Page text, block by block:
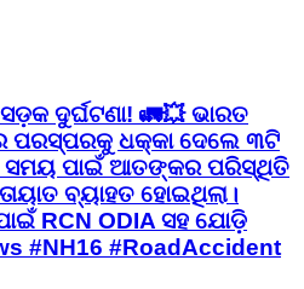
ଦୁର୍ଘଟଣା! 🚛💥 ଭାରତ
ପରସ୍ପରକୁ ଧକ୍କା ଦେଲେ ୩ଟି
ସମୟ ପାଇଁ ଆତଙ୍କର ପରିସ୍ଥିତି
ବ୍ୟାହତ ହୋଇଥିଲା।
RCN ODIA ସହ ଯୋଡ଼ି
#NH16 #RoadAccident